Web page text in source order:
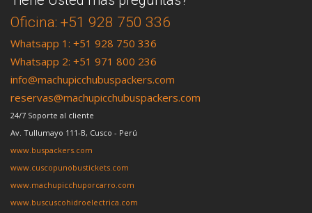
Oficina: +51 928 750 336
Whatsapp 1: +51 928 750 336
Whatsapp 2: +51 971 800 236
info@machupicchubuspackers.com
reservas@machupicchubuspackers.com
24/7 Soporte al cliente
Av. Tullumayo 111-B, Cusco - Perú
www.buspackers.com
www.cuscopunobustickets.com
www.machupicchuporcarro.com
www.buscuscohidroelectrica.com